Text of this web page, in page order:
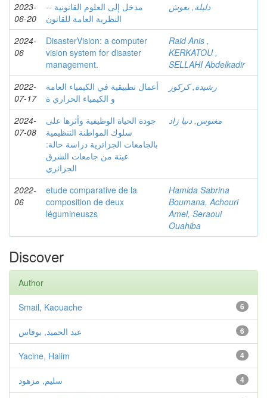
2023-
06-20
-مدخل إلى العلوم القانونية -
النظرية العامة للقانون
دليلة, بعوش
2024-
06
DisasterVision: a computer
vision system for disaster
management.
Raid Anis ,
KERKATOU ,
SELLAHI Abdelkadir
2022-
07-17
أعمال تطبيقية في الكيمياء العامة
و الكيمياء الحراري ة
رشيدة, كركور
2024-
07-08
جودة الحياة الوظيفية وأثرها على
سلوك المواطنة التنظيمية
بالجامعات الجزائرية دراسة حالة:
عينة من جامعات الشرق
الجزائري
مغنوس, دنيا زاد
2022-
06
etude comparative de la
composition de deux
légumineuszs
Hamida Sabrina
Boumana, Achouri
Amel, Seraoui
Ouahiba
Discover
Author
6
Smail, Kaouache
6 عبد الحميد, بوفاس
4
Yacine, Halim
4 سليم, مزهود